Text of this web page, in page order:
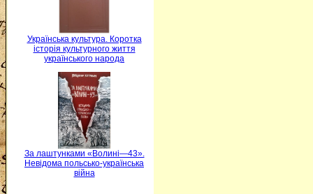
Українська культура. Коротка
історія культурного життя
українського народа
За лаштунками «Волині—43».
Невідома польсько-українська
війна